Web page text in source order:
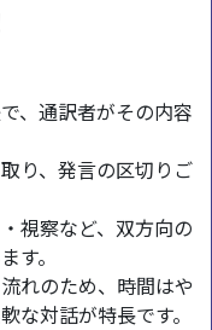
、通訳者がその内容
り、発言の区切りご
視察など、双方向の
す。
れのため、時間はや
な対話が特長です。